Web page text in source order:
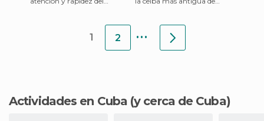
1 2 ...
Actividades en Cuba(y cerca de Cuba)